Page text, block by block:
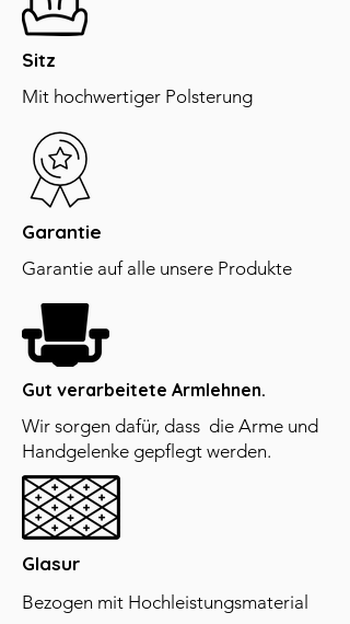
Sitz
Mit hochwertiger Polsterung
Garantie
Garantie auf alle unsere Produkte
Gut verarbeitete Armlehnen.
Wir sorgen dafür, dass die Arme und
Handgelenke gepflegt werden.
Glasur
Bezogen mit Hochleistungsmaterial